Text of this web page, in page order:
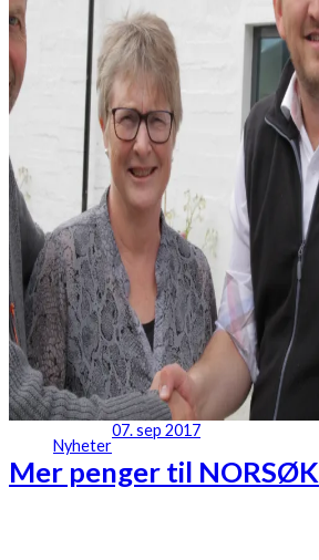
Nyheter
07. sep 2017
Mer penger til NORSØK